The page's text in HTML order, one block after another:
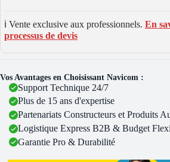
ℹ️ Vente exclusive aux professionnels. En
processus de devis
Vos Avantages en Choisissant Navicom :
Support Technique 24/7
Plus de 15 ans d'expertise
Partenariats Constructeurs et Produits
Logistique Express B2B & Budget
Garantie Pro & Durabilité